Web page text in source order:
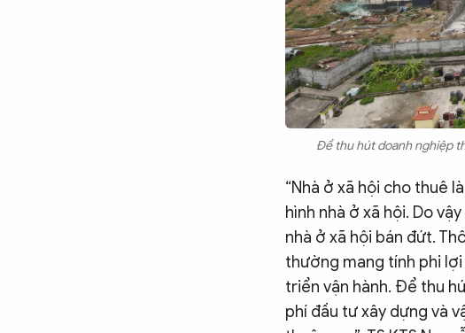
Để thu hút doanh nghiệp
“Nhà ở xã hội cho thuê
hình nhà ở xã hội. Do
nhà ở xã hội bán đứt.
thường mang tính phi
triển vận hành. Để thu
phí đầu tư xây dựng và